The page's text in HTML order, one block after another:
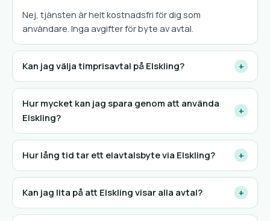
Nej, tjänsten är helt kostnadsfri för dig som
användare. Inga avgifter för byte av avtal.
Kan jag välja timprisavtal på Elskling? +
Hur mycket kan jag spara genom att använda
Elskling?
+
Hur lång tid tar ett elavtalsbyte via Elskling? +
Kan jag lita på att Elskling visar alla avtal? +